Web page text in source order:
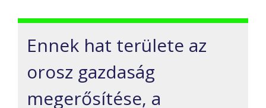
Ennek hat területe az
orosz gazdaság
megerősítése, a